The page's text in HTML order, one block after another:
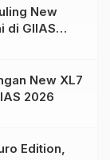
New
di GIIAS
New XL7
2026
Edition,